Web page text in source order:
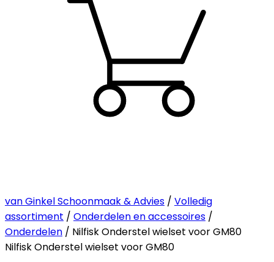
van Ginkel Schoonmaak & Advies / Volledig
assortiment / Onderdelen en accessoires /
Onderdelen / Nilfisk Onderstel wielset voor GM80
Nilfisk Onderstel wielset voor GM80